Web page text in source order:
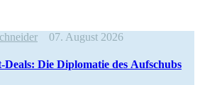
07. August 2026
Die Diplo­matie des Aufschubs